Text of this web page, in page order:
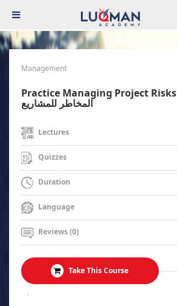
Management
Practice Managing Project Risks تطبيق إدارة
المخاطر للمشاريع
Lectures
Quizzes
Duration
Language
Reviews (0)
Take This Course
.